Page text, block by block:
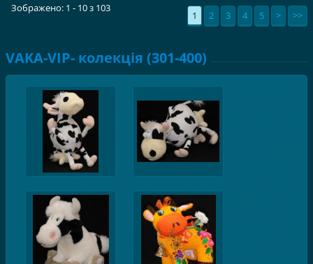
Зображено: 1 - 10 з 103
1 2 3 4 5 > >>
VAKA-VIP- колекція (301-400)